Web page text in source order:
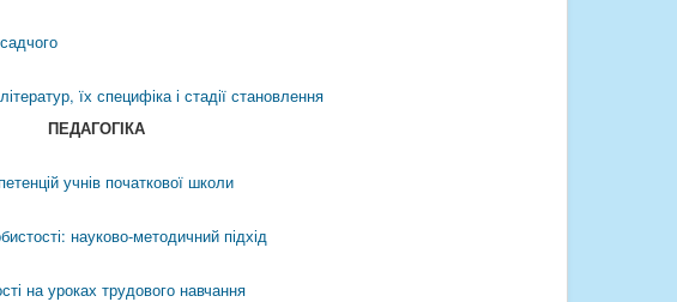
їх специфіка і стадії становлення
ПЕДАГОГІКА
учнів початкової школи
науково-методичний підхід
на уроках трудового навчання